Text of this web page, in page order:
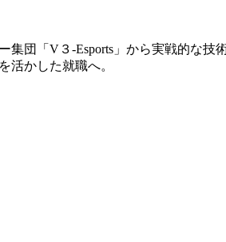
団「V３-Esports」から実戦的な技
活かした就職へ。